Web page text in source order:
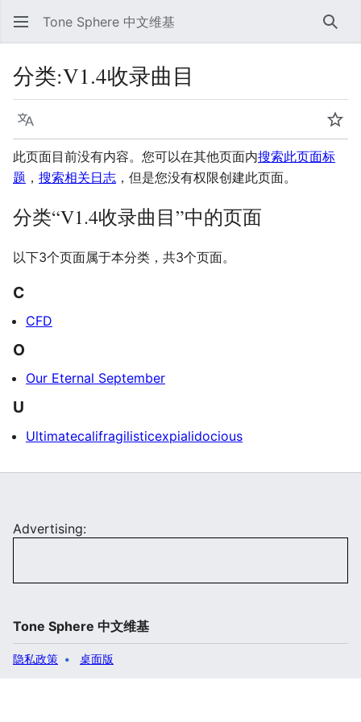
Tone Sphere 中文维基 搜索
分类:V1.4收录曲目
语言
监视
此页面目前没有内容。您可以在其他页面内搜索此页面标
题 ， 搜索相关日志 ，但是您没有权限创建此页面。
分类“V1.4收录曲目”中的页面
以下3个页面属于本分类，共3个页面。
C
CFD
O
Our Eternal September
U
Ultimatecalifragilisticexpialidocious
Advertising:
Tone Sphere 中文维基
隐私政策 桌面版